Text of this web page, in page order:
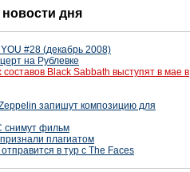
новости дня
#28 (декабрь 2008)
на Рублевке
Black Sabbath выступят в мае в
запишут композицию для
снимут фильм
плагиатом
в тур с The Faces